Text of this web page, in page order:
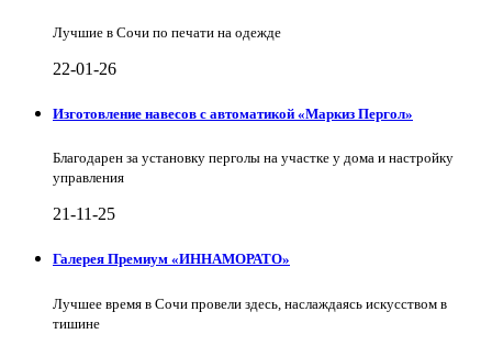
Лучшие в Сочи по печати на одежде
22-01-26
Изготовление навесов с автоматикой «Маркиз Пергол»
Благодарен за установку перголы на участке у дома и настройку
управления
21-11-25
Галерея Премиум «ИННАМОРАТО»
Лучшее время в Сочи провели здесь, наслаждаясь искусством в
тишине